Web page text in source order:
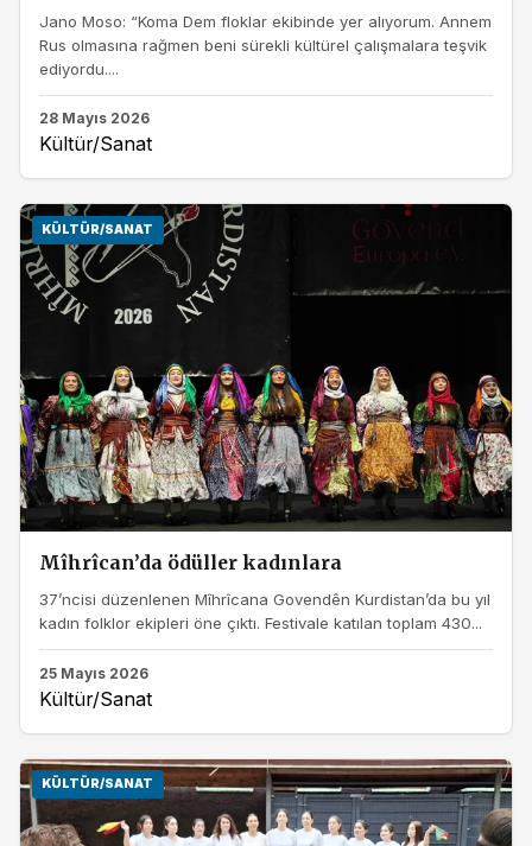
Jano Moso: “Koma Dem floklar ekibinde yer alıyorum. Annem
Rus olmasına rağmen beni sürekli kültürel çalışmalara teşvik
ediyordu....
28 Mayıs 2026
Kültür/Sanat
KÜLTÜR/SANAT
Mîhrîcan’da ödüller kadınlara
37’ncisi düzenlenen Mîhrîcana Govendên Kurdistan’da bu yıl
kadın folklor ekipleri öne çıktı. Festivale katılan toplam 430...
25 Mayıs 2026
Kültür/Sanat
KÜLTÜR/SANAT